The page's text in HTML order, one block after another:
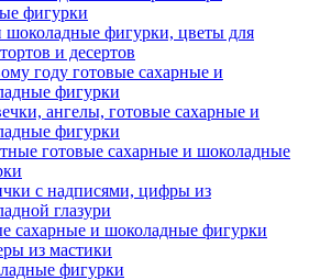
фигурки
шоколадные фигурки, цветы для
и десертов
году готовые сахарные и
фигурки
ангелы, готовые сахарные и
фигурки
готовые сахарные и шоколадные
с надписями, цифры из
глазури
сахарные и шоколадные фигурки
из мастики
фигурки